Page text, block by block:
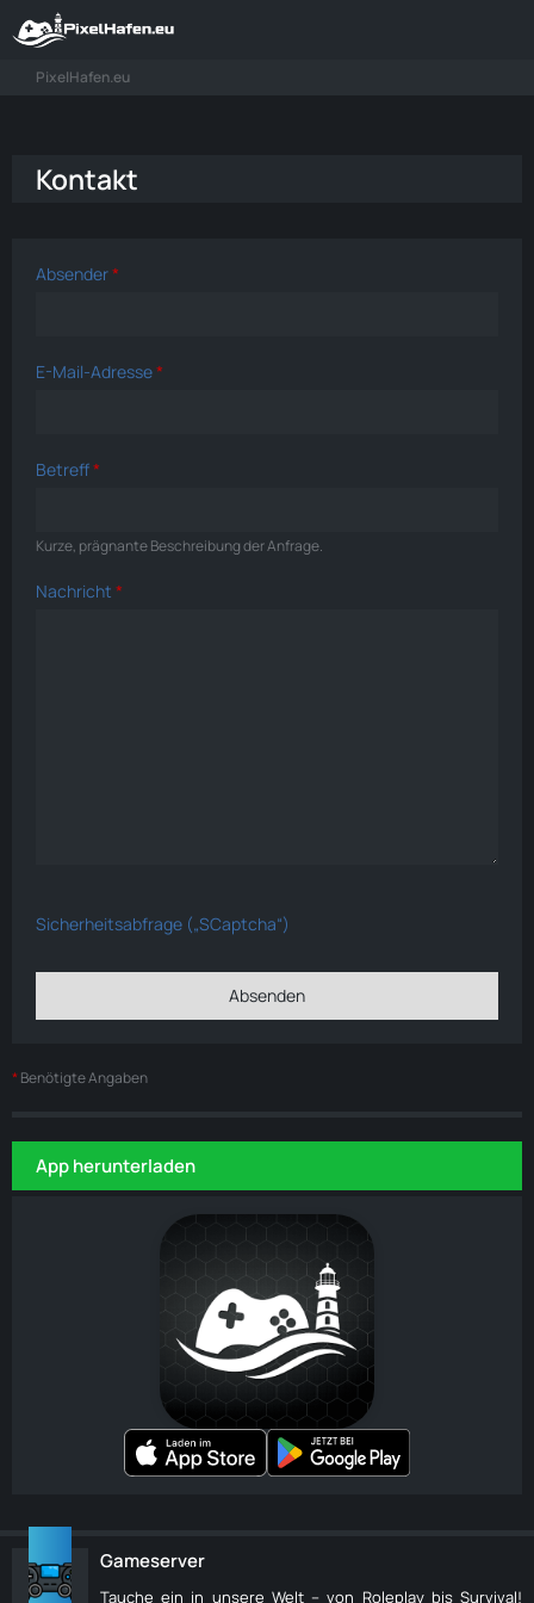
PixelHafen.eu
Kontakt
Absender*
E-Mail-Adresse*
Betreff*
Kurze, prägnante Beschreibung der Anfrage.
Nachricht *
Sicherheitsabfrage („SCaptcha“)
*Benötigte Angaben
App herunterladen
Gameserver
Tauche ein in unsere Welt – von Roleplay bis Survival!